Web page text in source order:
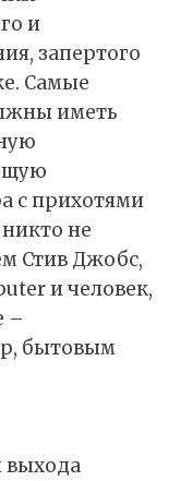
и
запертого
Самые
иметь
с прихотями
не
Стив Джобс,
и человек,
–
бытовым
выхода